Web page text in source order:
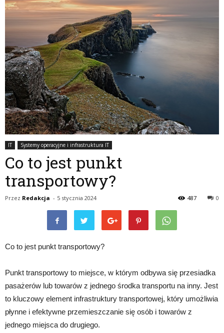
IT Systemy operacyjne i infrastruktura IT
Co to jest punkt
transportowy?
Przez Redakcja - 5 stycznia 2024 0
487
Co to jest punkt transportowy?
Punkt transportowy to miejsce, w którym odbywa się przesiadka
pasażerów lub towarów z jednego środka transportu na inny. Jest
to kluczowy element infrastruktury transportowej, który umożliwia
płynne i efektywne przemieszczanie się osób i towarów z
jednego miejsca do drugiego.